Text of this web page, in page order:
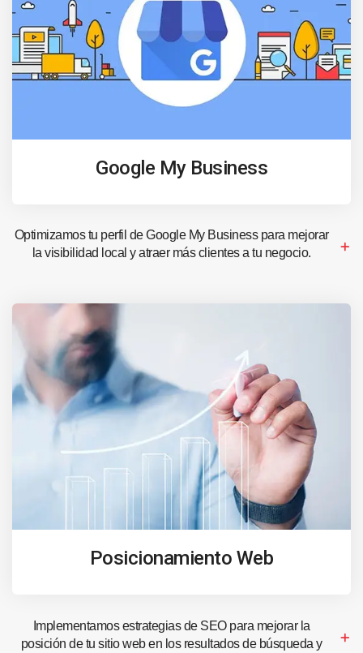
Google My Business
Optimizamos tu perfil de Google My Business para mejorar
la visibilidad local y atraer más clientes a tu negocio.
Posicionamiento Web
Implementamos estrategias de SEO para mejorar la
posición de tu sitio web en los resultados de búsqueda y